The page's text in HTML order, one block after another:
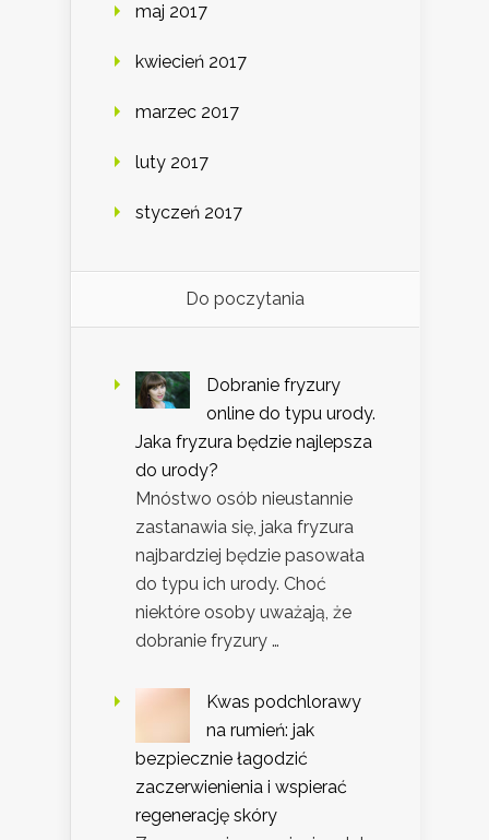
maj 2017
kwiecień 2017
marzec 2017
luty 2017
styczeń 2017
Do poczytania
Dobranie fryzury
online do typu urody.
Jaka fryzura będzie najlepsza
do urody?
Mnóstwo osób nieustannie
zastanawia się, jaka fryzura
najbardziej będzie pasowała
do typu ich urody. Choć
niektóre osoby uważają, że
dobranie fryzury …
Kwas podchlorawy
na rumień: jak
bezpiecznie łagodzić
zaczerwienienia i wspierać
regenerację skóry